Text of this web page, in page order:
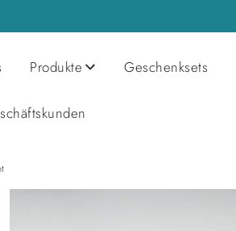
Produkte Geschenksets